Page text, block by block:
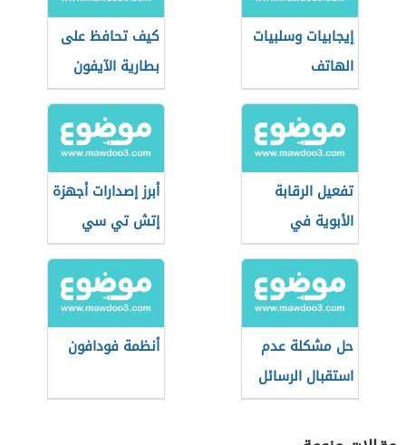
إيجابيات وسلبيات
الهاتف
كيف تحافظ على
بطارية الآيفون
تفعيل الرقابة
الأبوية في
الآيفون
أبرز إصدارات أجهزة
إتش تي سي
لعام 2021
حل مشكلة عدم
استقبال الرسائل
النصية في
الأندرويد
أنظمة فودافون